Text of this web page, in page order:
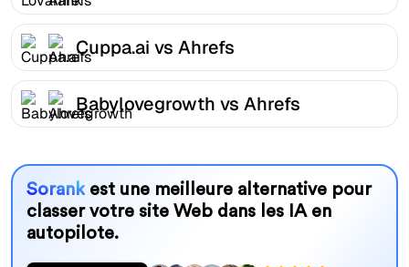
Cuppa.ai vs Ahrefs
Babylovegrowth vs Ahrefs
Sorankest une meilleure alternative pour
classer votre site Web dans les IA en
autopilote.